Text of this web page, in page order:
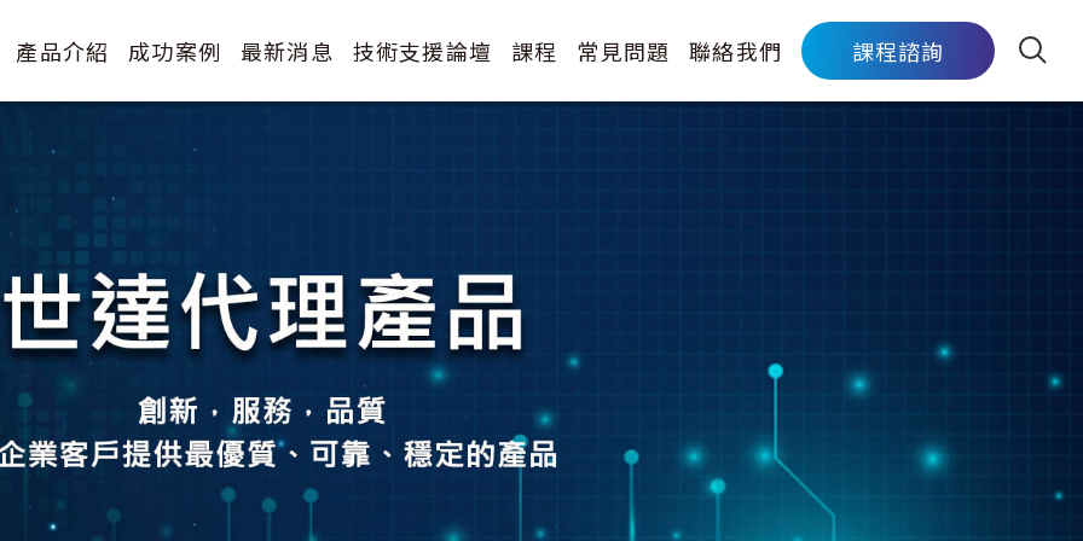
產品介紹 成功案例 最新消息 技術支援論壇 課程 常見問題 聯絡我們 課程諮詢